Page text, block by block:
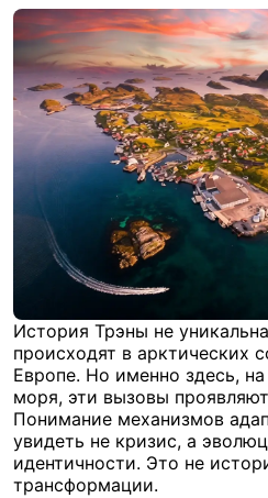
История Трэны не
происходят в арктических
Европе. Но именно здесь,
моря, эти вызовы
Понимание механизмов
увидеть не кризис, а
идентичности. Это не
трансформации.